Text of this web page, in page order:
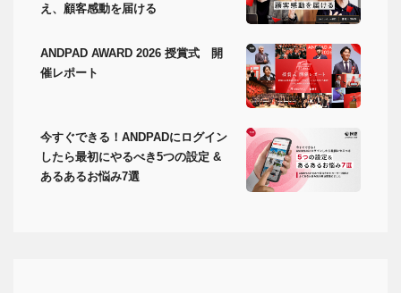
え、顧客感動を届ける
ANDPAD AWARD 2026 授賞式 開
催レポート
今すぐできる！ANDPADにログイン
したら最初にやるべき5つの設定 &
あるあるお悩み7選